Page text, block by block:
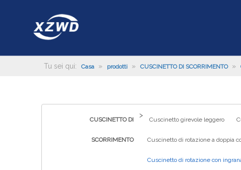
Tu sei qui: Casa » prodotti » CUSCINETTO DI SCORRIMENTO »
CUSCINETTO DI
SCORRIMENTO
>
Cuscinetto girevole leggero
Cuscinetto di rotazione a doppia
Cuscinetto di rotazione con